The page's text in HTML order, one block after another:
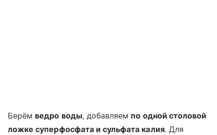
Берём ведро воды, добавляем по одной столовой
ложке суперфосфата и сульфата калия. Для